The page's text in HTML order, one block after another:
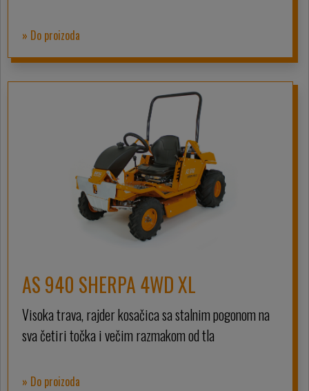
» Do proizoda
AS 940 SHERPA 4WD XL
Visoka trava, rajder kosačica sa stalnim pogonom na
sva četiri točka i večim razmakom od tla
» Do proizoda